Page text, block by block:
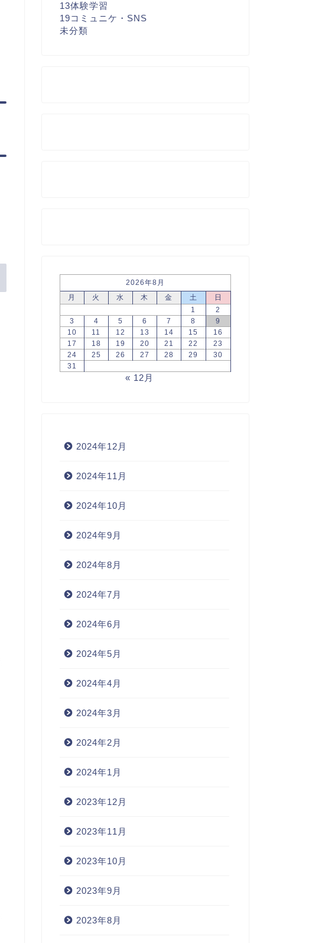
13体験学習
19コミュニケ・SNS
未分類
2026年8月
月
火 水 木 金 土
日
1
2
3
4 5 6 7 8
9
10
11 12 13 14 15
16
17
18 19 20 21 22
23
24
25 26 27 28 29
30
31
« 12月
2024年12月
2024年11月
2024年10月
2024年9月
2024年8月
2024年7月
2024年6月
2024年5月
2024年4月
2024年3月
2024年2月
2024年1月
2023年12月
2023年11月
2023年10月
2023年9月
2023年8月